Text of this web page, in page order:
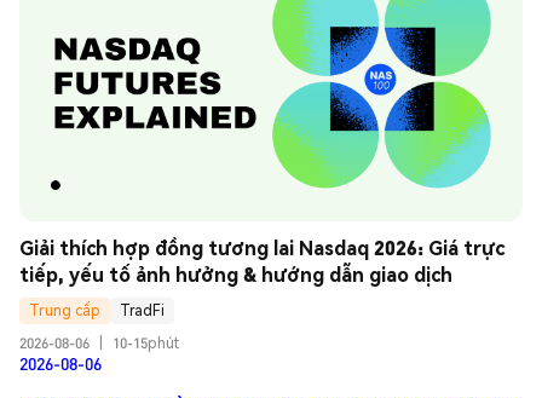
Giải thích hợp đồng tương lai Nasdaq 2026: Giá trực
tiếp, yếu tố ảnh hưởng & hướng dẫn giao dịch
Trung cấp
TradFi
2026-08-06
10-15phút
2026-08-06